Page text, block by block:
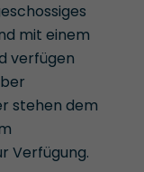
mit einem
verfügen
stehen dem
Verfügung.